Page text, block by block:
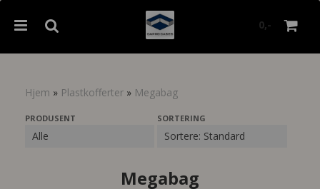
0,-
Hjem » Plastkofferter » Megabag
PRODUSENT SORTERING
Megabag